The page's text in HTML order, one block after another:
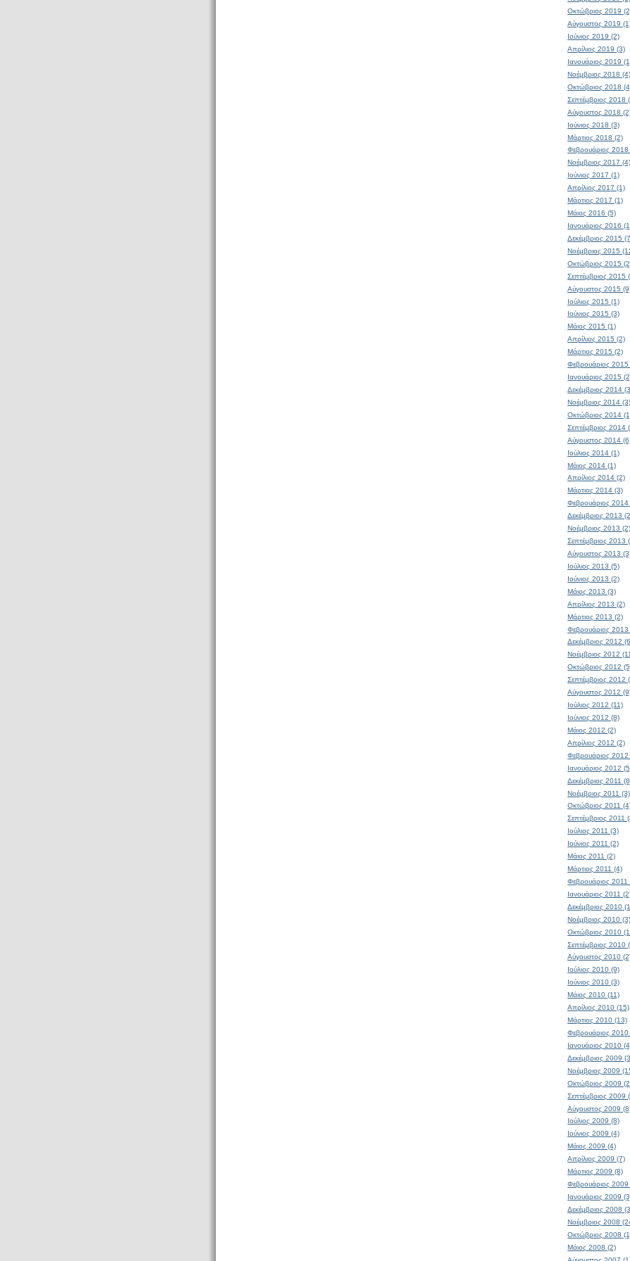
Οκτώβριος 2019
Αύγουστος 2019
Ιούνιος 2019 (2)
Απρίλιος 2019 (3)
Ιανουάριος 2019
Νοέμβριος 2018 (4)
Οκτώβριος 2018
Σεπτέμβριος 2018
Αύγουστος 2018
Ιούνιος 2018 (3)
Μάρτιος 2018 (2)
Φεβρουάριος 2018
Νοέμβριος 2017 (4)
Ιούνιος 2017 (1)
Απρίλιος 2017 (1)
Μάρτιος 2017 (1)
Μάιος 2016 (5)
Ιανουάριος 2016
Δεκέμβριος 2015
Νοέμβριος 2015
Οκτώβριος 2015
Σεπτέμβριος 2015
Αύγουστος 2015
Ιούλιος 2015 (1)
Ιούνιος 2015 (3)
Μάιος 2015 (1)
Απρίλιος 2015 (2)
Μάρτιος 2015 (2)
Φεβρουάριος 2015
Ιανουάριος 2015
Δεκέμβριος 2014
Νοέμβριος 2014 (3)
Οκτώβριος 2014
Σεπτέμβριος 2014
Αύγουστος 2014
Ιούλιος 2014 (1)
Μάιος 2014 (1)
Απρίλιος 2014 (2)
Μάρτιος 2014 (3)
Φεβρουάριος 2014
Δεκέμβριος 2013
Νοέμβριος 2013 (2)
Σεπτέμβριος 2013
Αύγουστος 2013
Ιούλιος 2013 (5)
Ιούνιος 2013 (2)
Μάιος 2013 (3)
Απρίλιος 2013 (2)
Μάρτιος 2013 (2)
Φεβρουάριος 2013
Δεκέμβριος 2012
Νοέμβριος 2012
Οκτώβριος 2012
Σεπτέμβριος 2012
Αύγουστος 2012
Ιούλιος 2012 (11)
Ιούνιος 2012 (8)
Μάιος 2012 (2)
Απρίλιος 2012 (2)
Φεβρουάριος 2012
Ιανουάριος 2012
Δεκέμβριος 2011
Νοέμβριος 2011 (3)
Οκτώβριος 2011
Σεπτέμβριος 2011
Ιούλιος 2011 (3)
Ιούνιος 2011 (2)
Μάιος 2011 (2)
Μάρτιος 2011 (4)
Φεβρουάριος 2011
Ιανουάριος 2011
Δεκέμβριος 2010
Νοέμβριος 2010 (3)
Οκτώβριος 2010
Σεπτέμβριος 2010
Αύγουστος 2010
Ιούλιος 2010 (9)
Ιούνιος 2010 (3)
Μάιος 2010 (11)
Απρίλιος 2010 (15)
Μάρτιος 2010 (13)
Φεβρουάριος 2010
Ιανουάριος 2010
Δεκέμβριος 2009
Νοέμβριος 2009
Οκτώβριος 2009
Σεπτέμβριος 2009
Αύγουστος 2009
Ιούλιος 2009 (8)
Ιούνιος 2009 (4)
Μάιος 2009 (4)
Απρίλιος 2009 (7)
Μάρτιος 2009 (8)
Φεβρουάριος 2009
Ιανουάριος 2009
Δεκέμβριος 2008
Νοέμβριος 2008
Οκτώβριος 2008
Μάιος 2008 (2)